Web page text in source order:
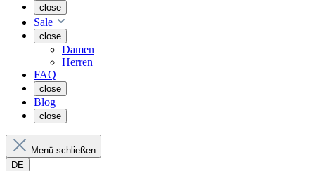
close
Sale
close
Damen
Herren
FAQ
close
Blog
close
Menü schließen
DE